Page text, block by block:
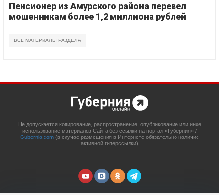
Пенсионер из Амурского района перевел
мошенникам более 1,2 миллиона рублей
ВСЕ МАТЕРИАЛЫ РАЗДЕЛА
Не допускается копирование, распространение, опубликование или иное
использование материалов Сайта без ссылки на портал «Губерния» /
Gubernia.com (в случае размещения в Интернете обязательно наличие
активной гиперссылки)